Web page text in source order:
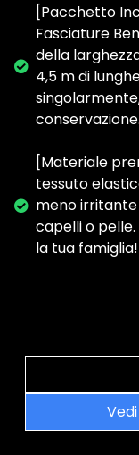
[Pacchetto
Fasciature
della
4,5 m di
conservazione.
[Materiale
tessuto
meno
capelli o
la tua famiglia!